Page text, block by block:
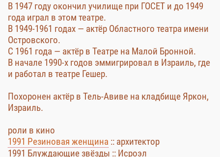
В 1947 году окончил училище при ГОСЕТ и до 1949
года играл в этом театре.
В 1949-1961 годах — актёр Областного театра имени
Островского.
С 1961 года — актёр в Театре на Малой Бронной.
В начале 1990-х годов эммигрировал в Израиль, где
и работал в театре Гешер.
Похоронен актёр в Тель-Авиве на кладбище Яркон,
Израиль.
роли в кино
1991 Резиновая женщина :: архитектор
1991 Блуждающие звёзды :: Исроэл